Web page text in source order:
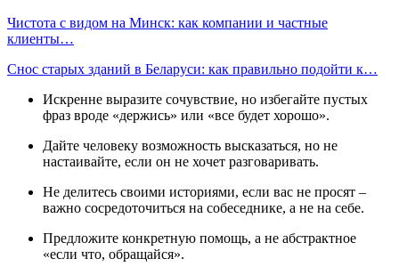
Чистота с видом на Минск: как компании и частные
клиенты…
Снос старых зданий в Беларуси: как правильно подойти к…
Искренне выразите сочувствие, но избегайте пустых
фраз вроде «держись» или «все будет хорошо».
Дайте человеку возможность высказаться, но не
настаивайте, если он не хочет разговаривать.
Не делитесь своими историями, если вас не просят –
важно сосредоточиться на собеседнике, а не на себе.
Предложите конкретную помощь, а не абстрактное
«если что, обращайся».